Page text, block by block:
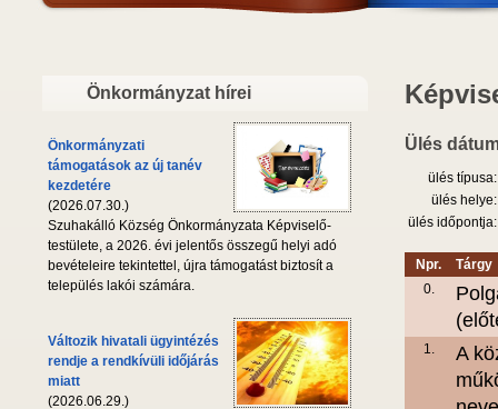
Önkormányzat hírei
Önkormányzati
támogatások az új tanév
kezdetére
(2026.07.30.)
Szuhakálló Község Önkormányzata Képviselő-
testülete, a 2026. évi jelentős összegű helyi adó
bevételeire tekintettel, újra támogatást biztosít a
település lakói számára.
Változik hivatali ügyintézés
rendje a rendkívüli időjárás
miatt
(2026.06.29.)
Ülés
ülés típusa:
ülés helye:
ülés időpontja:
Npr.
Tárgy
0.
1.
A